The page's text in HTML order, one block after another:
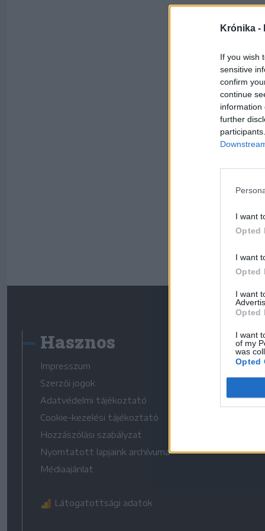
Krónika -
If you wish
sensitive
confirm
continue
information
further
I want
Opted
I want
Opted
I want
Opted
I want
of my
was
Opted
Hasznos
Impresszum
Szerzői jogok
Adatvédelmi tájékoztató
Cookie-kezelési tájékoztató
Hozzászólási szabályzat
Nyomtatott lapjaink archívuma
Médiaajánlat
Látogatottsági adatok